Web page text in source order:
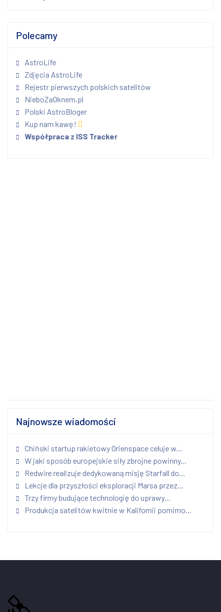
Polecamy
AstroLife
Zdjęcia AstroLife
Rejestr pierwszych polskich satelitów
NieboZaOknem.pl
Polski AstroBloger
Kup nam kawę!
Współpraca z ISS Tracker
Najnowsze wiadomości
Chiński startup rakietowy Orienspace celuje w...
W jaki sposób europejskie siły zbrojne powinny...
Redwire realizuje dedykowaną misję Starfall do...
Lekcje dla przyszłości eksploracji Marsa przez...
Trzy firmy budujące technologię do uprawy...
Produkcja satelitów kwitnie w Kalifornii pomimo...